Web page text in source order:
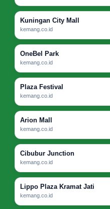
Kuningan City Mall
kemang.co.id
OneBel Park
kemang.co.id
Plaza Festival
kemang.co.id
Arion Mall
kemang.co.id
Cibubur Junction
kemang.co.id
Lippo Plaza Kramat Jati
kemang.co.id